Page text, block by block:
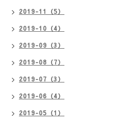
2019-11（5）
2019-10（4）
2019-09（3）
2019-08（7）
2019-07（3）
2019-06（4）
2019-05（1）